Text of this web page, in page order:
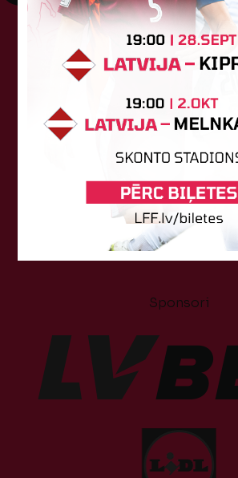
Tehniskais
Sponsori